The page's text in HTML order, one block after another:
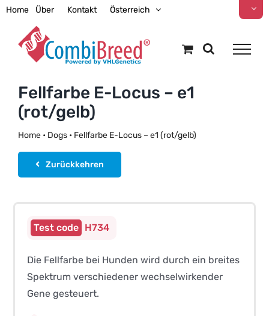
Zum
springen
Home Über Kontakt Österreich
Fellfarbe E-Locus – e1
(rot/gelb)
Home• Dogs• Fellfarbe E-Locus – e1 (rot/gelb)
Zurückkehren
H734
Die Fellfarbe bei Hunden wird durch ein breites
Spektrum verschiedener wechselwirkender
Gene gesteuert.